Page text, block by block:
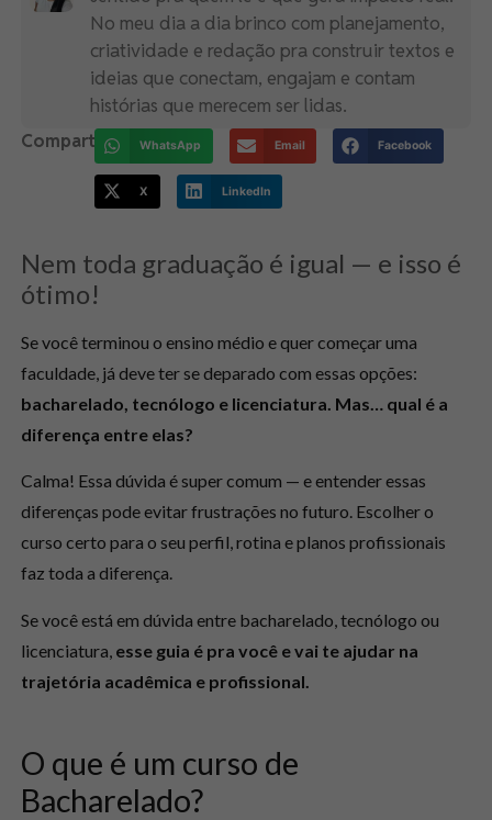
No meu dia a dia brinco com planejamento,
criatividade e redação pra construir textos e
ideias que conectam, engajam e contam
histórias que merecem ser lidas.
Compartilhe: WhatsApp Email Facebook
X LinkedIn
Nem toda graduação é igual — e isso é
ótimo!
Se você terminou o ensino médio e quer começar uma
faculdade, já deve ter se deparado com essas opções:
bacharelado, tecnólogo e licenciatura. Mas… qual é a
diferença entre elas?
Calma! Essa dúvida é super comum — e entender essas
diferenças pode evitar frustrações no futuro. Escolher o
curso certo para o seu perfil, rotina e planos profissionais
faz toda a diferença.
Se você está em dúvida entre bacharelado, tecnólogo ou
licenciatura, esse guia é pra você e vai te ajudar na
trajetória acadêmica e profissional.
O que é um curso de
Bacharelado?